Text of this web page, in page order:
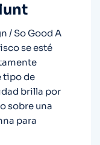
/ So Good A
se esté
tipo de
brilla por
sobre una
para